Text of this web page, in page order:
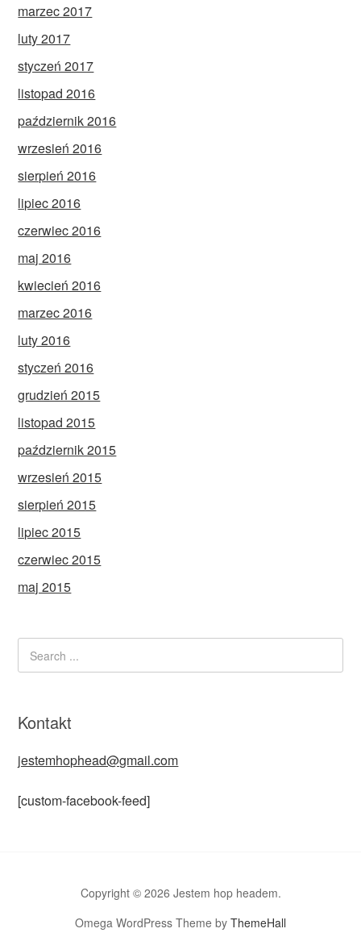
marzec 2017
luty 2017
styczeń 2017
listopad 2016
październik 2016
wrzesień 2016
sierpień 2016
lipiec 2016
czerwiec 2016
maj 2016
kwiecień 2016
marzec 2016
luty 2016
styczeń 2016
grudzień 2015
listopad 2015
październik 2015
wrzesień 2015
sierpień 2015
lipiec 2015
czerwiec 2015
maj 2015
Kontakt
jestemhophead@gmail.com
[custom-facebook-feed]
Copyright © 2026 Jestem hop headem.
Omega WordPress Theme by ThemeHall